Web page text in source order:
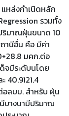
หล่งกําเนิดหลัก
รวมทั้ง
ริมาณฝุ่นขนาด 10
านีอื่น คือ มีค่า
มคก.ต่อ
จมีระดับนโดย
40.9121.4
อลบม. สําหรับ ฝุ่น
บางนามีปริมาณ